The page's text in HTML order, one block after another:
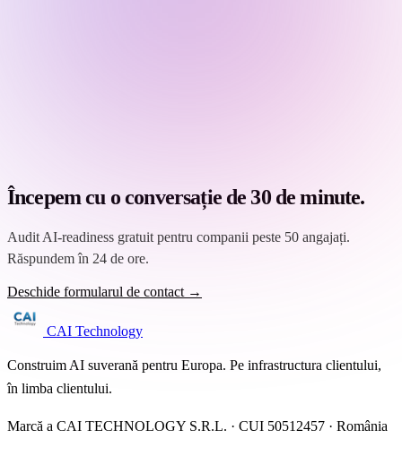
Începem cu o conversație de 30 de minute.
Audit AI-readiness gratuit pentru companii peste 50 angajați.
Răspundem în 24 de ore.
Deschide formularul de contact →
CAI Technology
Construim AI suverană pentru Europa. Pe infrastructura clientului,
în limba clientului.
Marcă a CAI TECHNOLOGY S.R.L. · CUI 50512457 · România